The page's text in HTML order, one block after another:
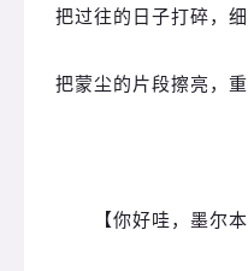
把过往的日子打碎，
把蒙尘的片段擦亮，
【你好哇，墨尔本